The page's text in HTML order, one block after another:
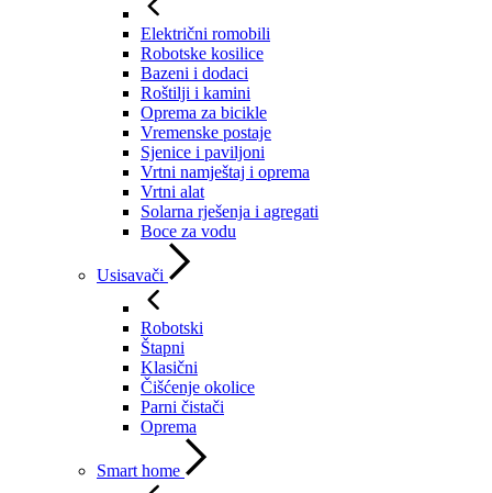
Električni romobili
Robotske kosilice
Bazeni i dodaci
Roštilji i kamini
Oprema za bicikle
Vremenske postaje
Sjenice i paviljoni
Vrtni namještaj i oprema
Vrtni alat
Solarna rješenja i agregati
Boce za vodu
Usisavači
Robotski
Štapni
Klasični
Čišćenje okolice
Parni čistači
Oprema
Smart home